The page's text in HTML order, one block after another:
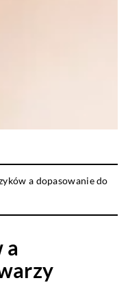
a dopasowanie do
a